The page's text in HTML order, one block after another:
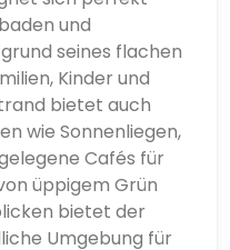
und
seines flachen
Kinder und
bietet auch
wie Sonnenliegen,
Cafés für
üppigem Grün
bietet der
Umgebung für